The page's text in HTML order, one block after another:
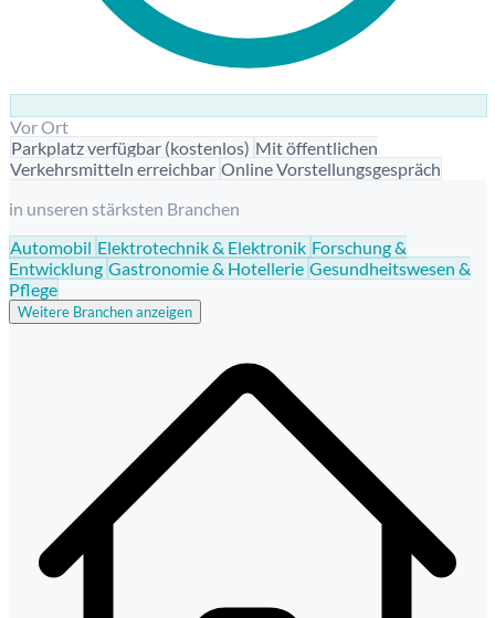
Vor Ort
Parkplatz verfügbar (kostenlos) Mit öffentlichen
Verkehrsmitteln erreichbar Online Vorstellungsgespräch
in unseren stärksten Branchen
Automobil Elektrotechnik & Elektronik Forschung &
Entwicklung Gastronomie & Hotellerie Gesundheitswesen &
Pflege
Weitere Branchen anzeigen